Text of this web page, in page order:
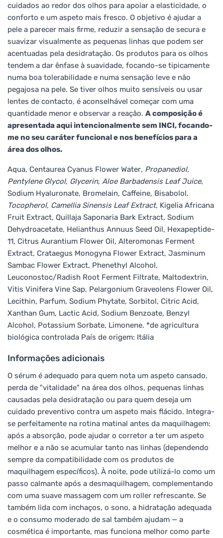
cuidados ao redor dos olhos para apoiar a elasticidade, o
conforto e um aspeto mais fresco. O objetivo é ajudar a
pele a parecer mais firme, reduzir a sensação de secura e
suavizar visualmente as pequenas linhas que podem ser
acentuadas pela desidratação. Os produtos para os olhos
tendem a dar ênfase à suavidade, focando-se tipicamente
numa boa tolerabilidade e numa sensação leve e não
pegajosa na pele. Se tiver olhos muito sensíveis ou usar
lentes de contacto, é aconselhável começar com uma
quantidade menor e observar a reação. A composição é
apresentada aqui intencionalmente sem INCI, focando-
me no seu caráter funcional e nos benefícios para a
área dos olhos.
Aqua, Centaurea Cyanus Flower Water, Propanediol,
Pentylene Glycol, Glycerin, Aloe Barbadensis Leaf Juice,
Sodium Hyaluronate, Bromelain, Caffeine, Bisabolol,
Tocopherol, Camellia Sinensis Leaf Extract, Kigelia Africana
Fruit Extract, Quillaja Saponaria Bark Extract, Sodium
Dehydroacetate, Helianthus Annuus Seed Oil, Hexapeptide-
11, Citrus Aurantium Flower Oil, Alteromonas Ferment
Extract, Crataegus Monogyna Flower Extract, Jasminum
Sambac Flower Extract, Phenethyl Alcohol,
Leuconostoc/Radish Root Ferment Filtrate, Maltodextrin,
Vitis Vinifera Vine Sap, Pelargonium Graveolens Flower Oil,
Lecithin, Parfum, Sodium Phytate, Sorbitol, Citric Acid,
Xanthan Gum, Lactic Acid, Sodium Benzoate, Benzyl
Alcohol, Potassium Sorbate, Limonene. *de agricultura
biológica controlada País de origem: Itália
Informações adicionais
O sérum é adequado para quem nota um aspeto cansado,
perda de "vitalidade" na área dos olhos, pequenas linhas
causadas pela desidratação ou para quem deseja um
cuidado preventivo contra um aspeto mais flácido. Integra-
se perfeitamente na rotina matinal antes da maquilhagem:
após a absorção, pode ajudar o corretor a ter um aspeto
melhor e a não se acumular tanto nas linhas (dependendo
sempre da compatibilidade com os produtos de
maquilhagem específicos). À noite, pode utilizá-lo como um
passo calmante após a desmaquilhagem, complementando
com uma suave massagem com um roller refrescante. Se
também lida com inchaços, o sono, a hidratação adequada
e o consumo moderado de sal também ajudam — a
cosmética é importante, mas funciona melhor como parte